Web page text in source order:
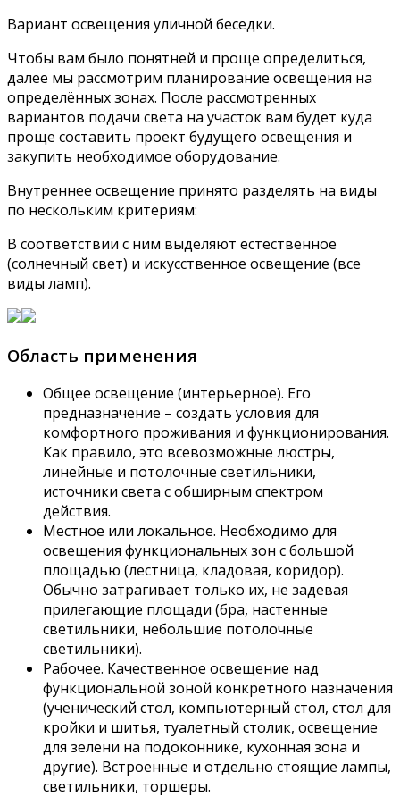
Вариант освещения уличной беседки.
Чтобы вам было понятней и проще определиться,
далее мы рассмотрим планирование освещения на
определённых зонах. После рассмотренных
вариантов подачи света на участок вам будет куда
проще составить проект будущего освещения и
закупить необходимое оборудование.
Внутреннее освещение принято разделять на виды
по нескольким критериям:
В соответствии с ним выделяют естественное
(солнечный свет) и искусственное освещение (все
виды ламп).
Область применения
Общее освещение (интерьерное). Его
предназначение – создать условия для
комфортного проживания и функционирования.
Как правило, это всевозможные люстры,
линейные и потолочные светильники,
источники света с обширным спектром
действия.
Местное или локальное. Необходимо для
освещения функциональных зон с большой
площадью (лестница, кладовая, коридор).
Обычно затрагивает только их, не задевая
прилегающие площади (бра, настенные
светильники, небольшие потолочные
светильники).
Рабочее. Качественное освещение над
функциональной зоной конкретного назначения
(ученический стол, компьютерный стол, стол для
кройки и шитья, туалетный столик, освещение
для зелени на подоконнике, кухонная зона и
другие). Встроенные и отдельно стоящие лампы,
светильники, торшеры.